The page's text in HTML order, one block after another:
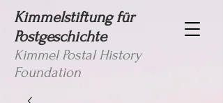
Kimmelstiftung für
Postgeschichte
Kimmel Postal History
Foundation